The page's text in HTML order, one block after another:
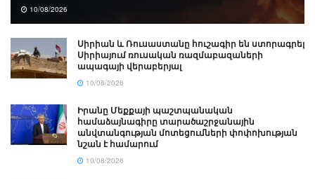
10/08/2026
Սիրիան և Ռուսաստանը հուշագիր են ստորագրել
Սիրիայում ռուսական ռազմաբազաների
ապագայի վերաբերյալ
10/08/2026
Իրանը Մեքքայի պաշտպանական
համաձայնագիրը տարածաշրջանային
անվտանգության մոտեցումների փոփոխության
նշան է համարում
10/08/2026